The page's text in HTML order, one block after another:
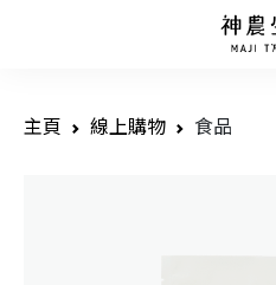
主頁 線上購物 食品